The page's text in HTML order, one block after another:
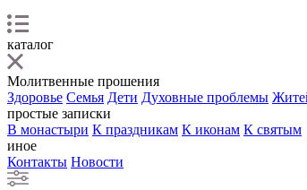
каталог
Молитвенные прошения
Здоровье Семья Дети Духовные проблемы
простые записки
В монастыри К праздникам К иконам К святым
иное
Контакты Новости